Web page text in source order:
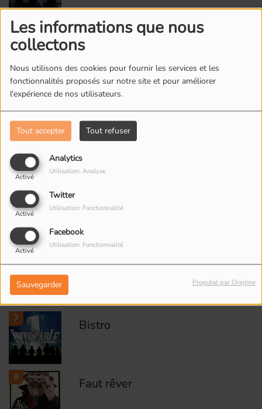
Les informations que nous
collectons
Nous utilisons des cookies pour fournir les services et les
fonctionnalités proposés sur notre site et pour améliorer
l'expérience de nos utilisateurs.
Tout accepter Tout refuser
Analytics
Activé
Utilisation: Analyse
Twitter
Activé
Utilisation: Fonctionnalité
Facebook
Activé
Utilisation: Fonctionnalité
Sauvegarder Propulsé par Orejime
Avec le vent
3 Reggablues
4
Mon Métro
José
7 Bistro
8 Faut rêver